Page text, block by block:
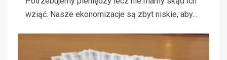
wziąć. Nasze ekonomizacje są zbyt niskie, aby...